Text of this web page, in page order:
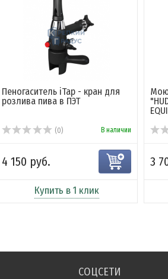
Пеногаситель iTap - кран для
розлива пива в ПЭТ
(0) В наличии
4 150 руб.
Купить в 1 клик
3
СОЦСЕТИ